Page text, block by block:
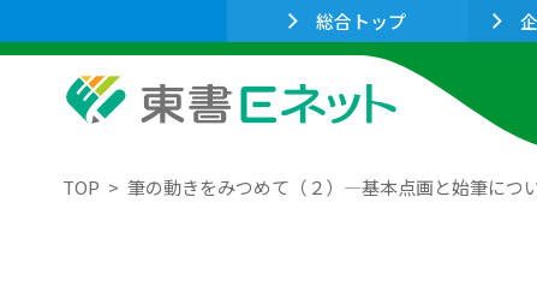
総合トップ
TOP 筆の動きをみつめて（２）―基本点画と始筆につ